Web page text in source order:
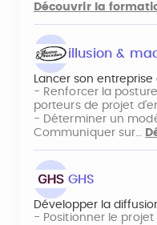
Découvrir la
illusion &
Lancer son
- Renforcer la
porteurs de projet
- Déterminer un
Communiquer sur…
GHS
Développer la
- Positionner le